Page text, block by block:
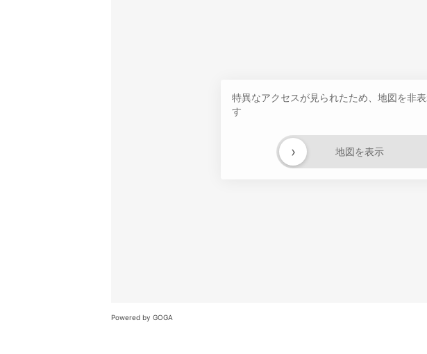
特異なアクセスが見られたため、地図を非
す
地図を表示
›
Powered by GOGA